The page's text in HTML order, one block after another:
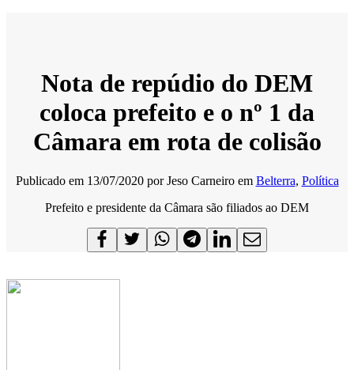
Nota de repúdio do DEM
coloca prefeito e o nº 1 da
Câmara em rota de colisão
Publicado em 13/07/2020 porJeso Carneiro em Belterra, Política
Prefeito e presidente da Câmara são filiados ao DEM